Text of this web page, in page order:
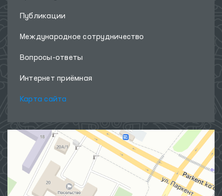
Публикации
Международное сотрудничество
Вопросы-ответы
Интернет приёмная
Карта сайта